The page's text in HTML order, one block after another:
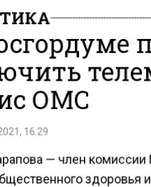
ОМС
16:29
— член
здоровья